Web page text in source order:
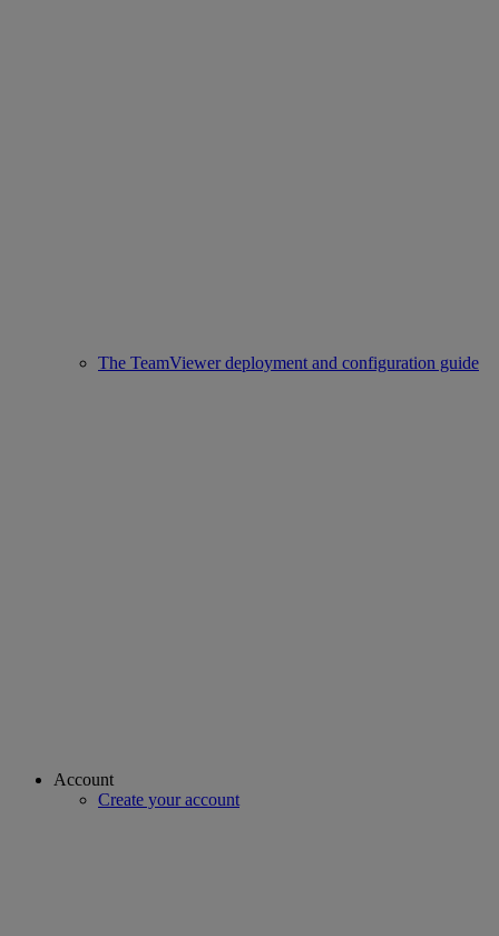
The TeamViewer deployment and configuration guide
Account
Create your account